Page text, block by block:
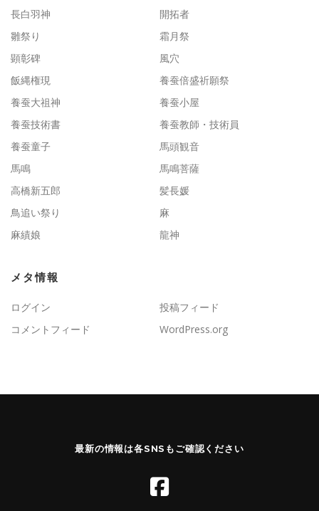
長白羽神
開拓者
雛祭り
霜月祭
顕彰碑
風穴
飯縄権現
養蚕倍盛祈願祭
養蚕大祖神
養蚕小屋
養蚕技術書
養蚕教師・技術員
養蚕童子
馬頭観音
馬鳴
馬鳴菩薩
高橋新五郎
髪長媛
鳥追い祭り
麻
麻績娘
龍神
メタ情報
ログイン
投稿フィード
コメントフィード
WordPress.org
最新の情報は各SNSもご確認ください